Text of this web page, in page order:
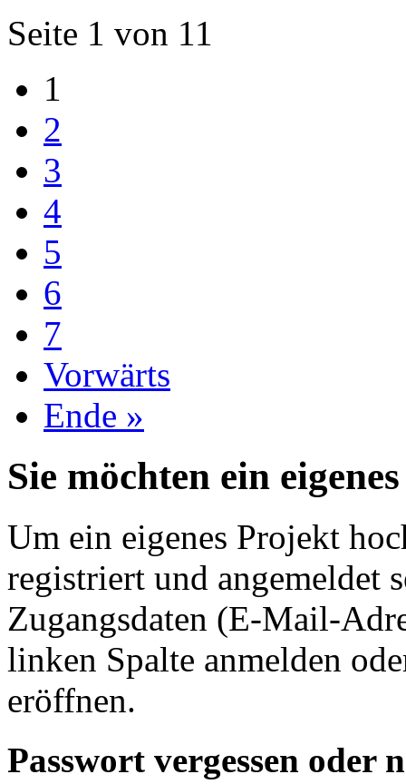
Seite 1 von 11
1
2
3
4
5
6
7
Vorwärts
Ende »
Sie möchten ein
Um ein eigenes Projekt
registriert und angemeldet
Zugangsdaten (E-Mail-
linken Spalte anmelden
eröffnen.
Passwort vergessen oder